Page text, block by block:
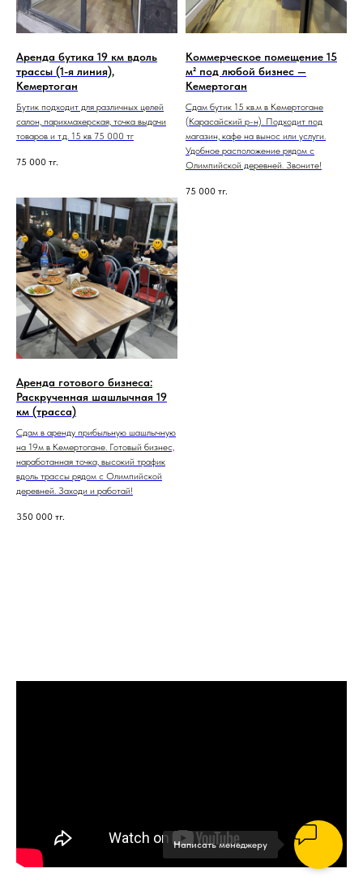
Аренда бутика 19 км вдоль
трассы (1-я линия),
Кемертоган
Бутик подходит для различных целей
салон, парихмахерская, точка выдачи
товаров и т.д. 15 кв 75 000 тг
75 000 тг.
Коммерческое помещение 15
м² под любой бизнес —
Кемертоган
Сдам бутик 15 кв.м в Кемертогане
(Карасайский р-н). Подходит под
магазин, кафе на вынос или услуги.
Удобное расположение рядом с
Олимпийской деревней. Звоните!
75 000 тг.
Аренда готового бизнеса:
Раскрученная шашлычная 19
км (трасса)
Сдам в аренду прибыльную шашлычную
на 19м в Кемертогане. Готовый бизнес,
наработанная точка, высокий трафик
вдоль трассы рядом с Олимпийской
деревней. Заходи и работай!
350 000 тг.
Написать менеджеру